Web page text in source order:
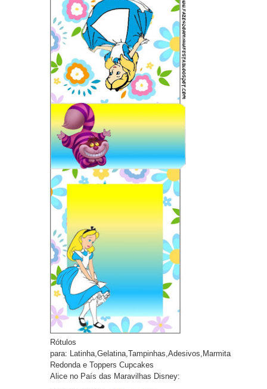
Rótulos
para:
Latinha,Gelatina,Tampinhas,Adesivos,Marmita
Redonda e Toppers Cupcakes
Alice no País das Maravilhas Disney: